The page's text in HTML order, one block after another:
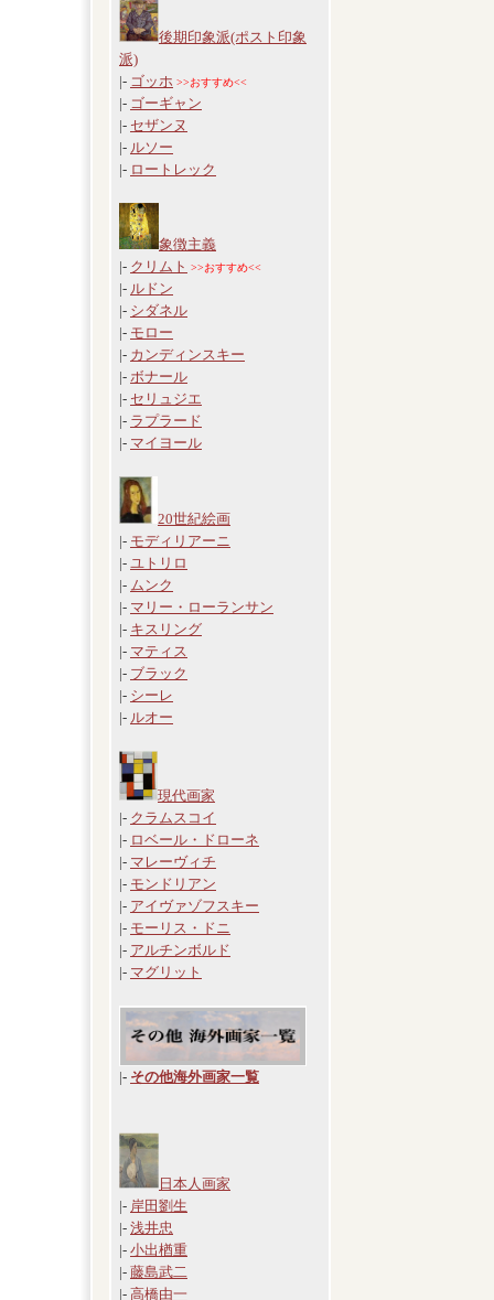
後期印象派(ポスト印象
派)
|- ゴッホ >>おすすめ<<
|- ゴーギャン
|- セザンヌ
|- ルソー
|- ロートレック
象徴主義
|- クリムト >>おすすめ<<
|- ルドン
|- シダネル
|- モロー
|- カンディンスキー
|- ボナール
|- セリュジエ
|- ラプラード
|- マイヨール
20世紀絵画
|- モディリアーニ
|- ユトリロ
|- ムンク
|- マリー・ローランサン
|- キスリング
|- マティス
|- ブラック
|- シーレ
|- ルオー
現代画家
|- クラムスコイ
|- ロベール・ドローネ
|- マレーヴィチ
|- モンドリアン
|- アイヴァゾフスキー
|- モーリス・ドニ
|- アルチンボルド
|- マグリット
|- その他海外画家一覧
日本人画家
|- 岸田劉生
|- 浅井忠
|- 小出楢重
|- 藤島武二
|- 高橋由一